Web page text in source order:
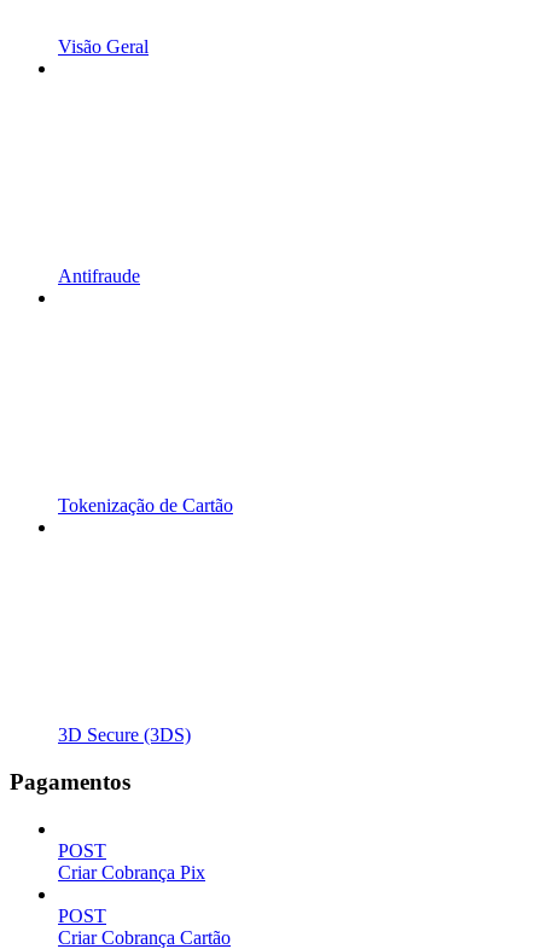
Visão Geral
Antifraude
Tokenização de Cartão
3D Secure (3DS)
Pagamentos
POST
Criar Cobrança Pix
POST
Criar Cobrança Cartão